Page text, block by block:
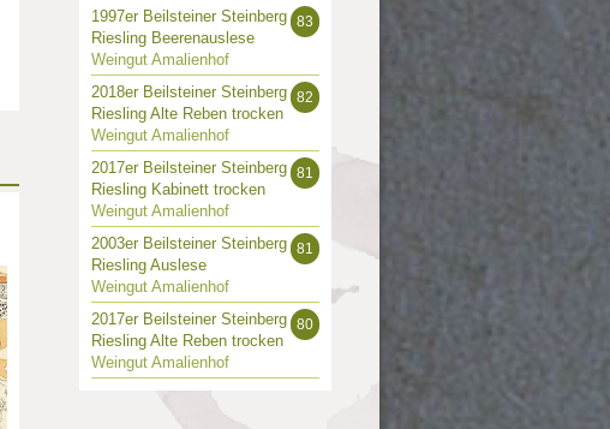
83
1997er Beilsteiner Steinberg
Riesling Beerenauslese
Weingut Amalienhof
82
2018er Beilsteiner Steinberg
Riesling Alte Reben trocken
Weingut Amalienhof
81
2017er Beilsteiner Steinberg
Riesling Kabinett trocken
Weingut Amalienhof
81
2003er Beilsteiner Steinberg
Riesling Auslese
Weingut Amalienhof
80
2017er Beilsteiner Steinberg
Riesling Alte Reben trocken
Weingut Amalienhof